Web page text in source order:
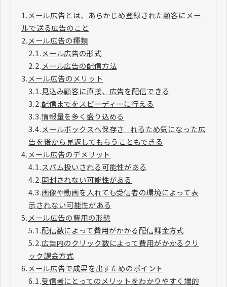
1.メール広告とは、あらかじめ登録された顧客にメー
ルで送る広告のこと
2.メール広告の種類
2.1.メール広告の形式
2.2.メール広告の配信方法
3.メール広告のメリット
3.1.見込み顧客に直接、広告を配信できる
3.2.配信までをスピーディーに行える
3.3.情報量を多く盛り込める
3.4.メールボックスへ保存さ れるため気になった広
告を後から見返してもらうこともできる
4.メール広告のデメリット
4.1.スパム扱いされる可能性がある
4.2.開封されない可能性がある
4.3.画像や動画を入れても受信者の環境によって表
示されない可能性がある
5.メール広告の費用の形態
5.1.配信数によって費用がかかる配信課金方式
5.2.広告内のクリック数によって費用がかかるクリ
ック課金方式
6.メール広告で成果を出すためのポイント
6.1.受信者にとってのメリットをわかりやすく端的